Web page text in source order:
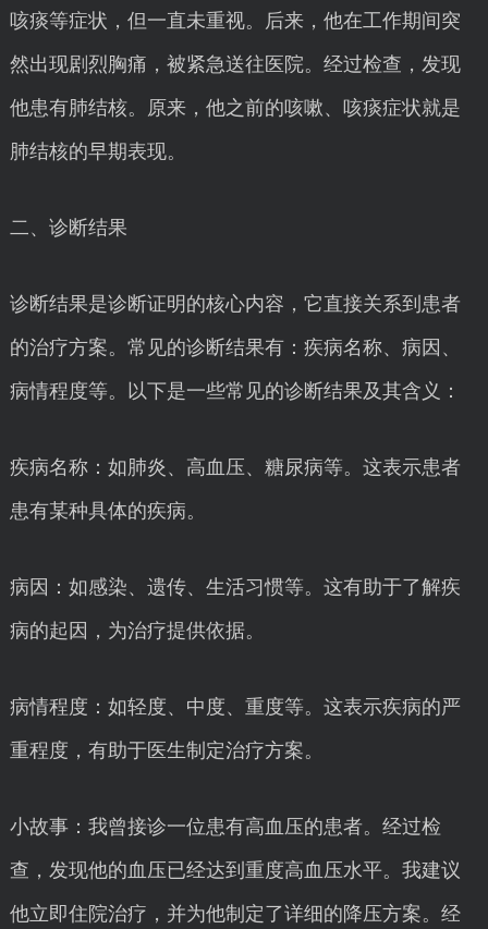
咳痰等症状，但一直未重视。后来，他在工作期间突
然出现剧烈胸痛，被紧急送往医院。经过检查，发现
他患有肺结核。原来，他之前的咳嗽、咳痰症状就是
肺结核的早期表现。
二、诊断结果
诊断结果是诊断证明的核心内容，它直接关系到患者
的治疗方案。常见的诊断结果有：疾病名称、病因、
病情程度等。以下是一些常见的诊断结果及其含义：
疾病名称：如肺炎、高血压、糖尿病等。这表示患者
患有某种具体的疾病。
病因：如感染、遗传、生活习惯等。这有助于了解疾
病的起因，为治疗提供依据。
病情程度：如轻度、中度、重度等。这表示疾病的严
重程度，有助于医生制定治疗方案。
小故事：我曾接诊一位患有高血压的患者。经过检
查，发现他的血压已经达到重度高血压水平。我建议
他立即住院治疗，并为他制定了详细的降压方案。经